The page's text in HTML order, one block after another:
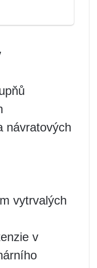
návratových
vytrvalých
v